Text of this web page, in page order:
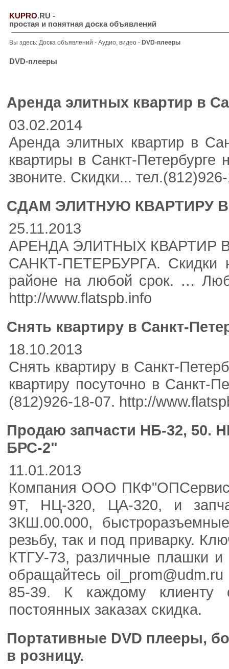
KUPRO.RU -
простая и понятная доска объявлений
Вы здесь: Доска объявлений - Аудио, видео - DVD-плееры
DVD-плееры
Аренда элитных квартир в
03.02.2014
Аренда элитных квартир в
квартиры в Санкт-
звоните. Скидки...
СДАМ ЭЛИТНУЮ КВАРТИРУ
25.11.2013
АРЕНДА ЭЛИТНЫХ КВАРТИР
САНКТ-ПЕТЕРБУРГА.
районе на любой срок. …
http://www.flatspb.info
Снять квартиру в Санкт-
18.10.2013
Снять квартиру в Санкт-
квартиру посуточно в Санкт-
(812)926-18-07. http://
Продаю запчасти НБ-32, 50.
БРС-2"
11.01.2013
Компания ООО ПКФ"ОПСервис"
9Т, НЦ-320, ЦА-320, и
3КШ.00.000,
резьбу, так и под приварку.
КТГУ-73, различные плашки
обращайтесь
85-39. К каждому клиенту
постоянных заказах скидка.
Портативные DVD плееры,
в розницу.